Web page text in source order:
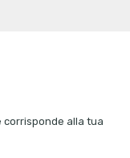
alla tua